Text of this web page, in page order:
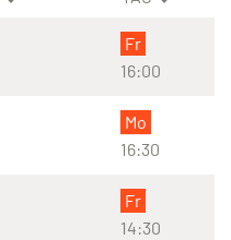
Fr
16:00
Mo
16:30
Fr
14:30